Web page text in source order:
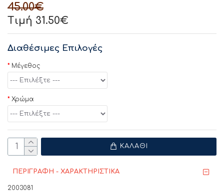
Τιμή 31.50€
45.00€
Διαθέσιμες Επιλογές
Μέγεθος
Χρώμα
ΚΑΛΆΘΙ
ΠΕΡΙΓΡΑΦΗ - ΧΑΡΑΚΤΗΡΙΣΤΙΚΑ
2003081